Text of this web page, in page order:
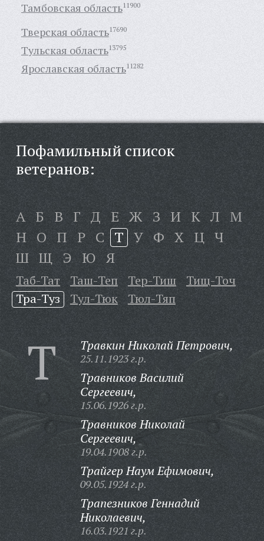
Тамбовская область11900
Тверская область17690
Тульская область13795
Ярославская область11282
Пофамильный список
ветеранов:
А Б В Г Д Е Ж З И К Л М
Н О П Р С Т У Ф Х Ц Ч
Ш Щ Э Ю Я
Таб-Тат Таш-Теп Тер-Тиш
Тищ-Точ
Тра-Туз
Тул-Тюк Тюл-Тяп
Т Травкин Николай Петрович,
25.11.1923 г.р.
Травников Василий
Сергеевич,
15.06.1926 г.р.
Травников Николай
Сергеевич,
19.04.1908 г.р.
Трайгер Наум Ефимович,
09.05.1924 г.р.
Трапезников Геннадий
Николаевич,
16.03.1921 г.р.